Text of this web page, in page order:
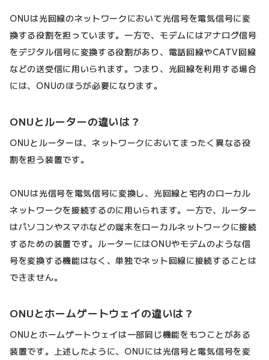
ONUは光回線のネットワークにおいて光信号を電気信号に変
換する役割を担っています。一方で、モデムにはアナログ信号
をデジタル信号に変換する役割があり、電話回線やCATV回線
などの送受信に用いられます。つまり、光回線を利用する場合
には、ONUのほうが必要になります。
ONUとルーターの違いは？
ONUとルーターは、ネットワークにおいてまったく異なる役
割を担う装置です。
ONUは光信号を電気信号に変換し、光回線と宅内のローカル
ネットワークを接続するのに用いられます。一方で、ルーター
はパソコンやスマホなどの端末をローカルネットワークに接続
するための装置です。ルーターにはONUやモデムのような信
号を変換する機能はなく、単独でネット回線に接続することは
できません。
ONUとホームゲートウェイの違いは？
ONUとホームゲートウェイは一部同じ機能をもつことがある
装置です。上述したように、ONUには光信号と電気信号を変